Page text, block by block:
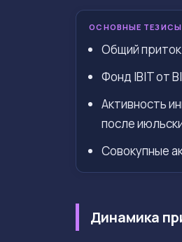
ОСНОВНЫЕ ТЕЗИСЫ
Общий
Фонд IBIT от
Активность
после
Совокупные
Динамика